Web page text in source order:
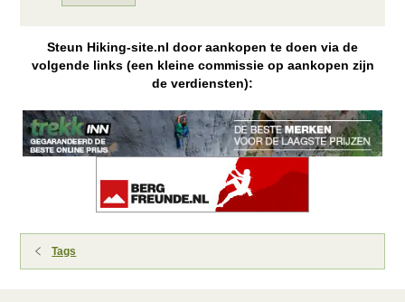
Steun Hiking-site.nl door aankopen te doen via de
volgende links (een kleine commissie op aankopen zijn
de verdiensten):
Tags